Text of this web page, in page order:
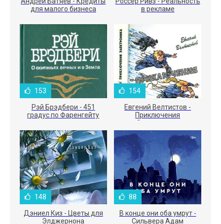
для малого бизнеса
в рекламе
153
Рэй Брэдбери - 451
градус по Фаренгейту
154
Евгений Велтистов -
Приключения
Электроника
148
Дэниел Киз - Цветы для
Элджернона
88
В конце они оба умрут -
Сильвера Адам